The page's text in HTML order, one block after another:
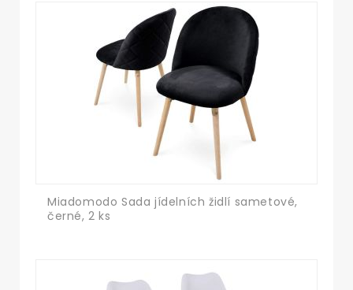
Miadomodo Sada jídelních židlí sametové,
černé, 2 ks